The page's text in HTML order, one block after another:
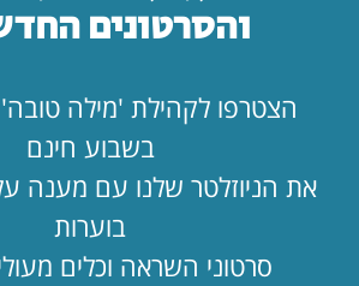
אתם לא חושבים?והסרטונים
הצטרפו לקהילת 'מילה
בשבוע חינם
את הניוזלטר שלנו עם מענה
בוערות
סרטוני השראה וכלים